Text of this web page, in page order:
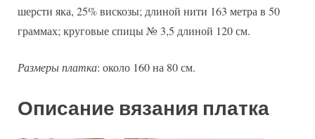
шерсти яка, 25% вискозы; длиной нити 163 метра в 50
граммах; круговые спицы № 3,5 длиной 120 см.
Размеры платка: около 160 на 80 см.
Описание вязания платка